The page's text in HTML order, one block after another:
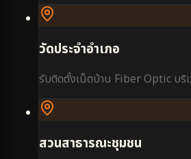
วัดประจำอำเภอ
รับติดตั้งเน็ตบ้าน Fiber Optic บริ
สวนสาธารณะชุมชน